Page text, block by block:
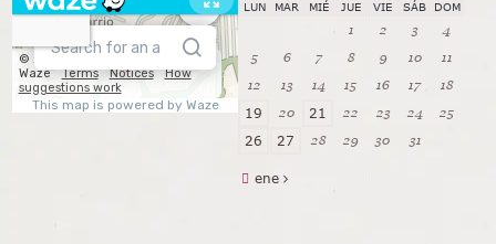
LUN MAR MIÉ JUE VIE SÁB DOM
1 2 3
4
5
6 7 8 9 10
11
12
13 14 15 16 17 18
19 20 21 22 23 24 25
26 27 28 29 30 31
ene